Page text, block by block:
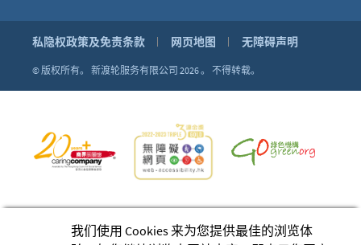
私隐权政策及免责条款 网页地图 无障碍声明
© 版权所有。 新渡轮服务有限公司 2026 。 不得转载。
我们使用 Cookies 来为您提供最佳的浏览体